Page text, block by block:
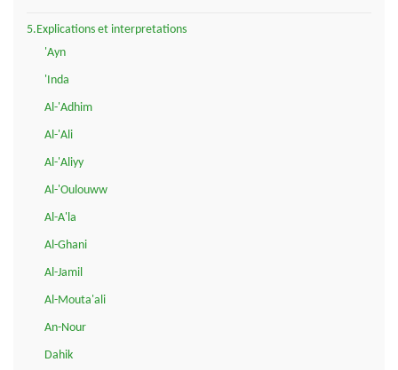
5.Explications et interpretations
'Ayn
'Inda
Al-'Adhim
Al-'Ali
Al-'Aliyy
Al-'Oulouww
Al-A'la
Al-Ghani
Al-Jamil
Al-Mouta'ali
An-Nour
Dahik